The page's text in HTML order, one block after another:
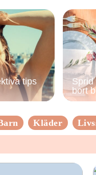
tips
Sprid
bort
Kläder